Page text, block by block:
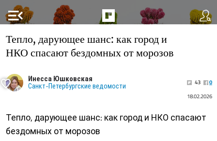
menu_open
Тепло, дарующее шанс: как город и
НКО спасают бездомных от морозов
Инесса Юшковская
Санкт-Петербургские ведомости 43
0
18.02.2026
Тепло, дарующее шанс: как город и НКО спасают
бездомных от морозов